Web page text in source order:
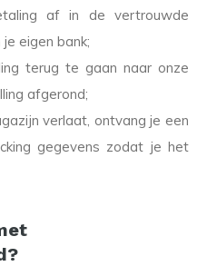
af in de vertrouwde
eigen bank;
terug te gaan naar onze
afgerond;
verlaat, ontvang je een
gegevens zodat je het